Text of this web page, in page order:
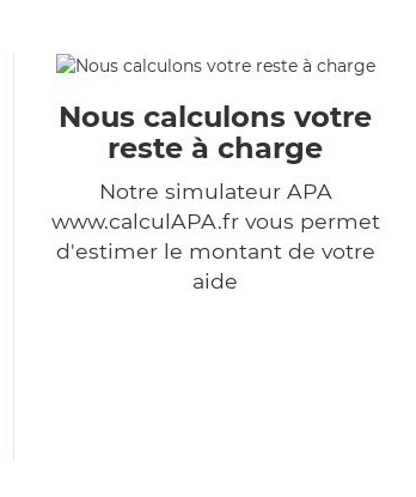
Nous calculons votre
reste à charge
Notre simulateur APA
www.calculAPA.fr vous permet
d'estimer le montant de votre
aide